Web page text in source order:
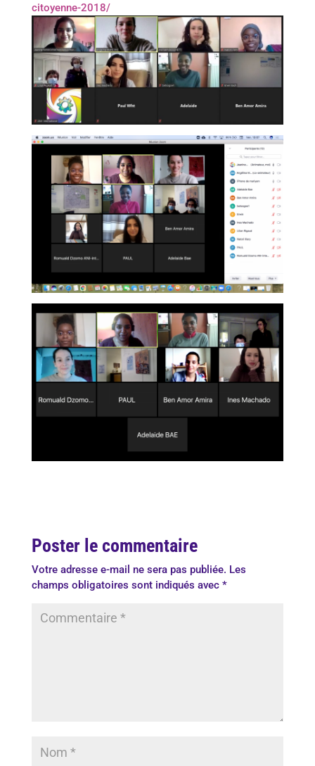
citoyenne-2018/
Poster le commentaire
Votre adresse e-mail ne sera pas publiée. Les
champs obligatoires sont indiqués avec *